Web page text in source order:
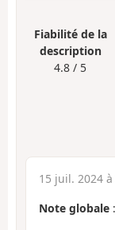
Fiabilité de la
description
4.8 / 5
15 juil. 2024
Note globale :